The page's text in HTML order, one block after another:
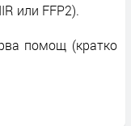
или FFP2).
помощ (кратко